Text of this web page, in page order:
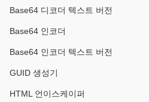
Base64 디코더 텍스트 버전
Base64 인코더
Base64 인코더 텍스트 버전
GUID 생성기
HTML 언이스케이퍼